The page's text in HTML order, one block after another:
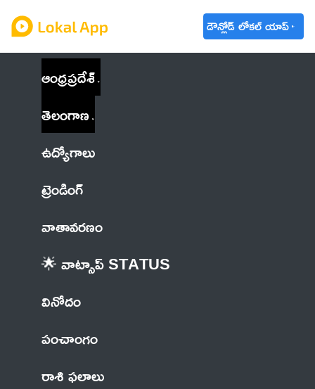
డౌన్లోడ్ లోకల్ యాప్
ఆంధ్రప్రదేశ్
తెలంగాణ
ఉద్యోగాలు
ట్రెండింగ్
వాతావరణం
🌟 వాట్సాప్ STATUS
వినోదం
పంచాంగం
రాశి ఫలాలు